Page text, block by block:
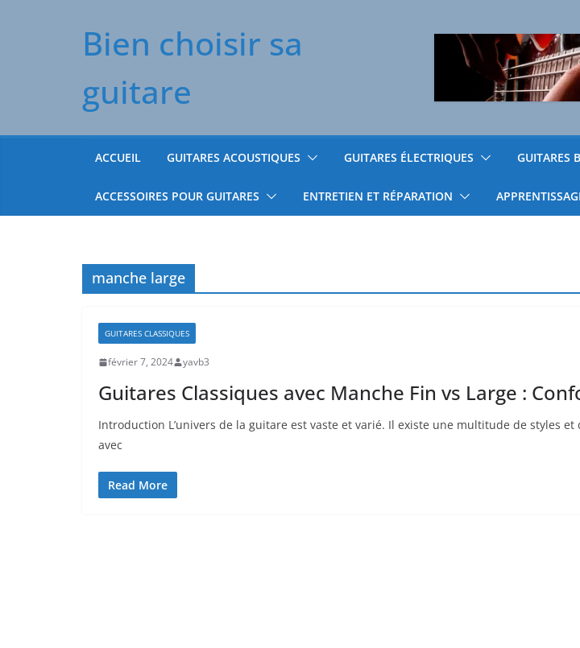
Bien choisir sa
guitare
ACCUEIL GUITARES ACOUSTIQUES GUITARES ÉLECTRIQUES GUITARES
ACCESSOIRES POUR GUITARES ENTRETIEN ET RÉPARATION
manche large
GUITARES CLASSIQUES
février 7, 2024 yavb3
Guitares Classiques avec Manche Fin vs Large :
Introduction L’univers de la guitare est ​vaste et varié.​ Il existe une multitude​ de styles et
avec
Read More